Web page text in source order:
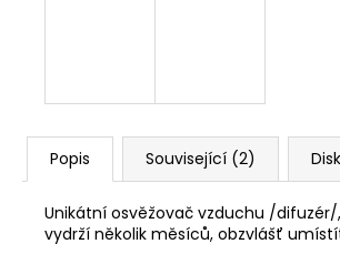
Popis Související (2)
Unikátní osvěžovač vzduchu /
vydrží několik měsíců, obzvlášť